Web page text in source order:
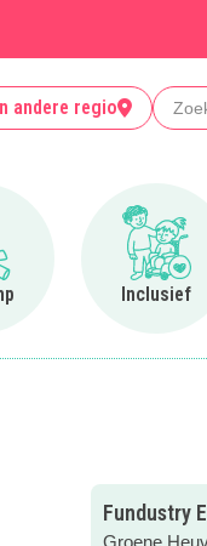
andere regio Zoeken
naar Op kamp
Inclusief
Ga
Fundustry
Groene